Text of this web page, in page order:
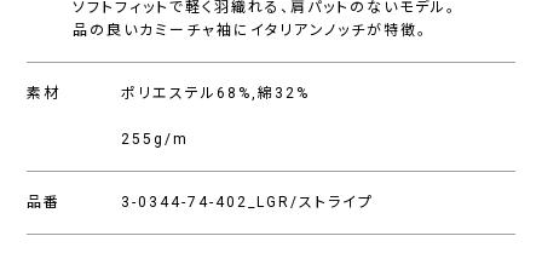
ソフトフィットで軽く羽織れる、肩パットのないモデル。
品の良いカミーチャ袖にイタリアンノッチが特徴。
素材 ポリエステル68%,綿32%
255g/m
品番 3-0344-74-402_LGR/ストライプ